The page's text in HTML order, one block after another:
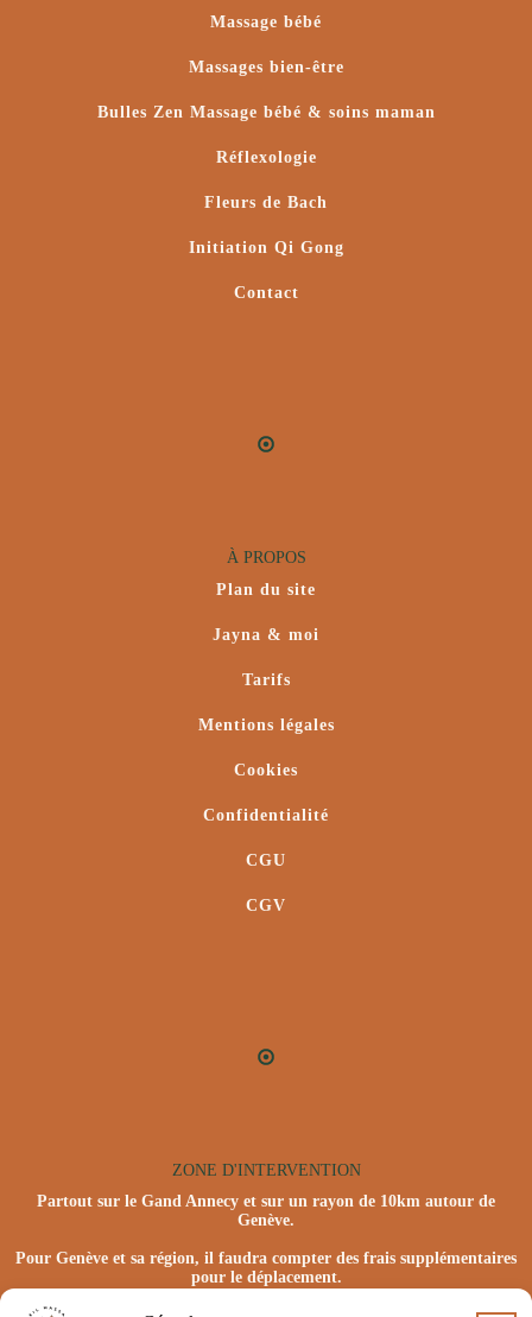
Massage bébé
Massages bien-être
Bulles Zen Massage bébé & soins maman
Réflexologie
Fleurs de Bach
Initiation Qi Gong
Contact
À PROPOS
Plan du site
Jayna & moi
Tarifs
Mentions légales
Cookies
Confidentialité
CGU
CGV
ZONE D'INTERVENTION
Partout sur le Gand Annecy et sur un rayon de 10km autour de
Genève.
Pour Genève et sa région, il faudra compter des frais supplémentaires
pour le déplacement.